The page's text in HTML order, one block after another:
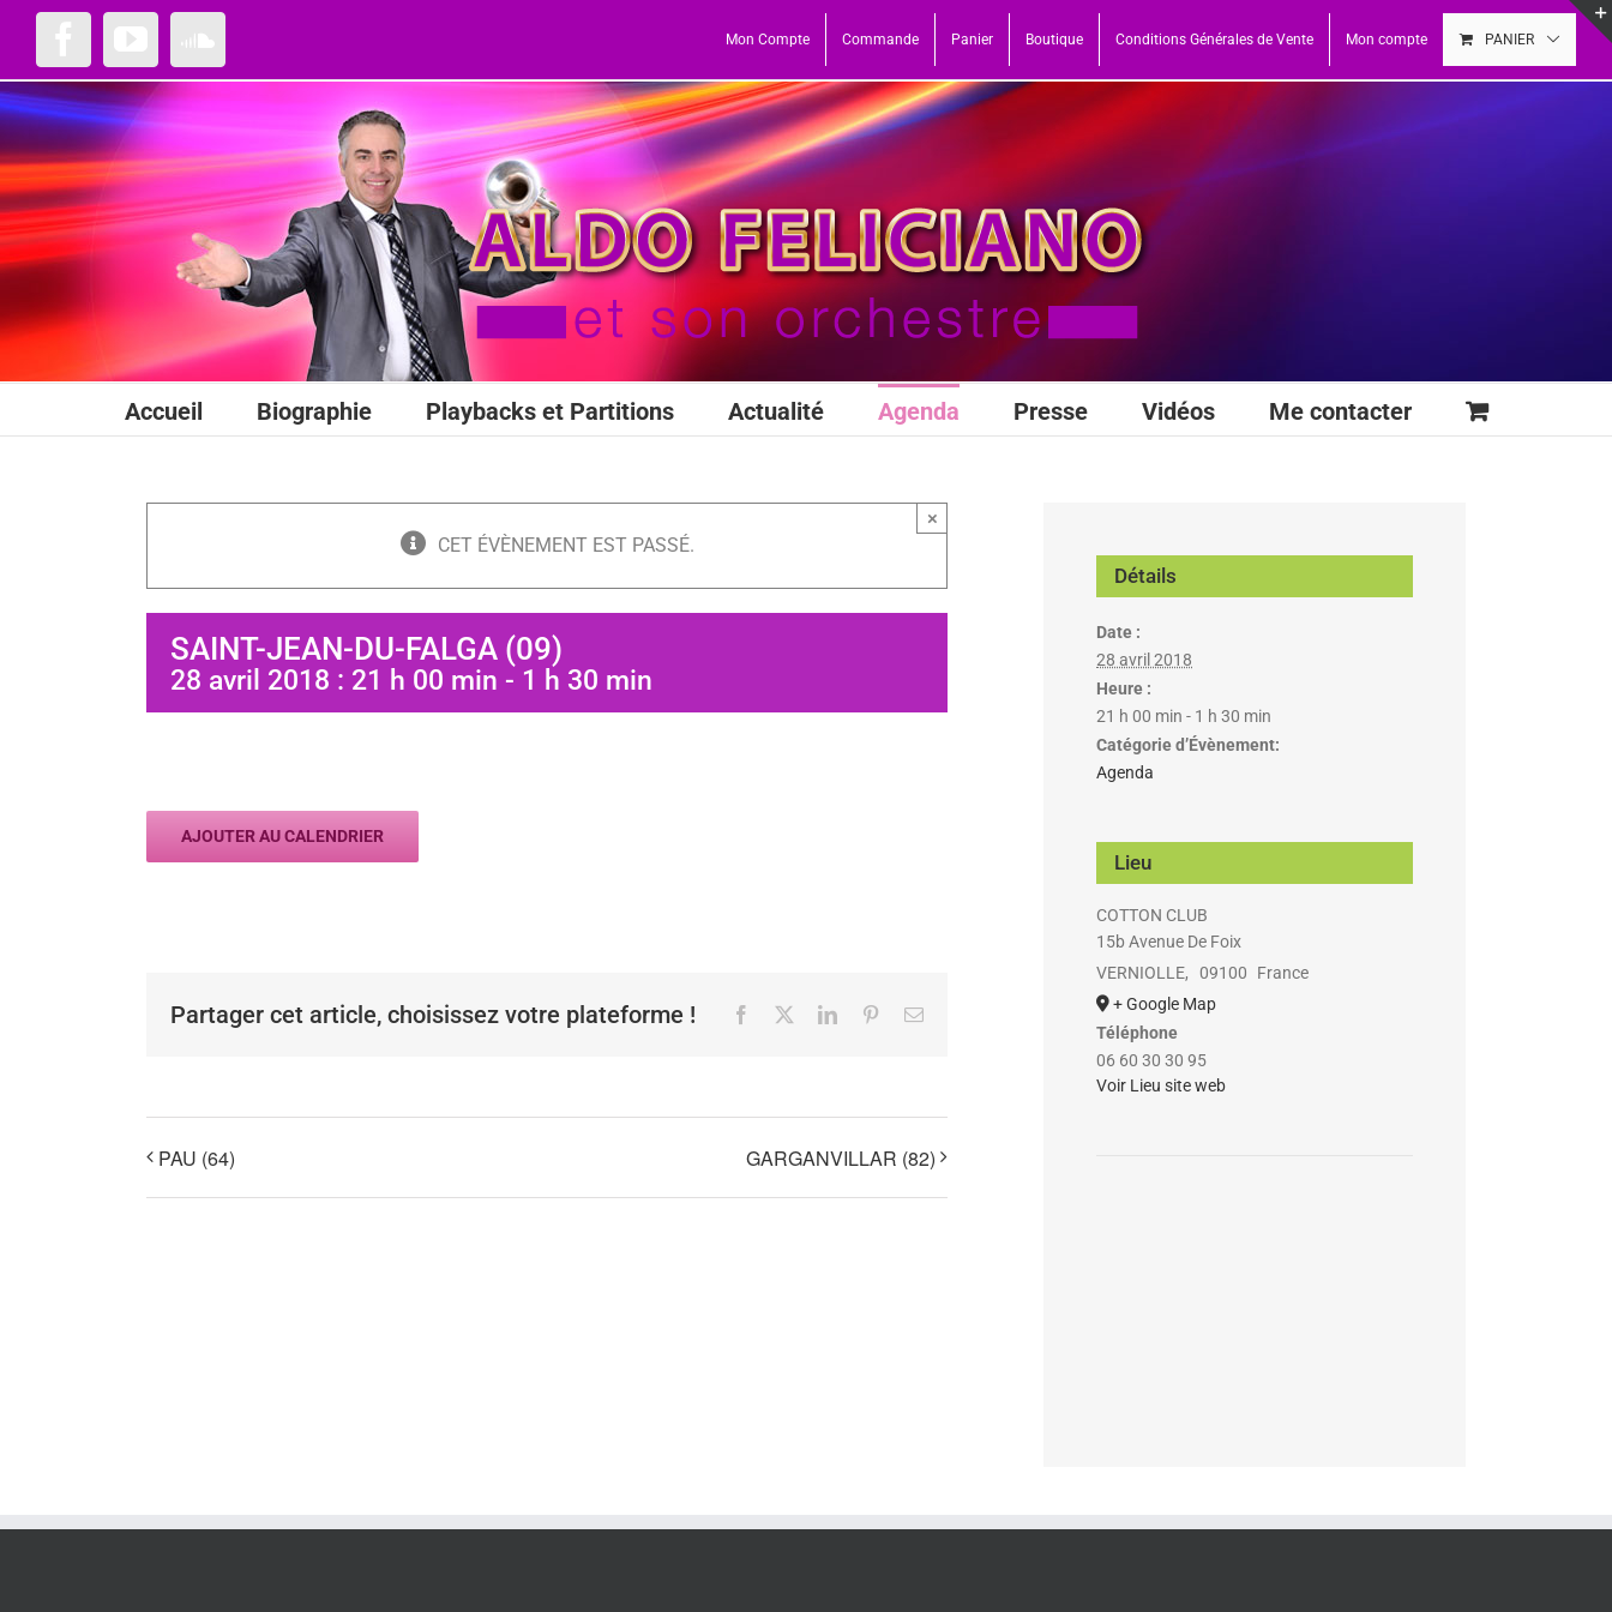
Passer
contenu
Mon Compte Commande Panier Boutique Conditions Générales de Vente Mon compte PANIER
Accueil Biographie Playbacks et Partitions Actualité Agenda Presse Vidéos Me contacter
CET ÉVÈNEMENT EST PASSÉ.
×
SAINT-JEAN-DU-FALGA (09)
28 avril 2018 : 21 h 00 min - 1 h 30 min
AJOUTER AU CALENDRIER
Partager cet article, choisissez votre plateforme ! Facebook LinkedInPinterestEmail
PAU (64) GARGANVILLAR (82)
Détails
Date :
28 avril 2018
Heure :
21 h 00 min - 1 h 30 min
Catégorie d’Évènement:
Agenda
Lieu
COTTON CLUB
15b Avenue De Foix
VERNIOLLE, 09100
France
+ Google Map
Téléphone
06 60 30 30 95
Voir Lieu site web